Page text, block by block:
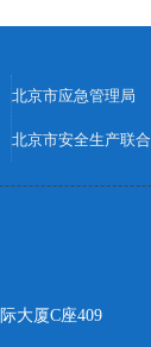
大厦C座409
北京市安全生产联
北京市应急管理局